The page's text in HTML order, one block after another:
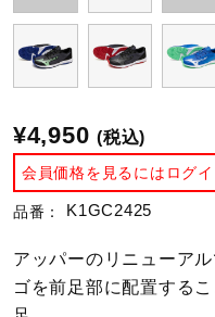
陸上競技
卓球
ソフトボール
柔道
¥4,950 (税込)
会員価格を見るにはログ
品番： K1GC2425
アッパーのリニューア
ゴを前足部に配置する